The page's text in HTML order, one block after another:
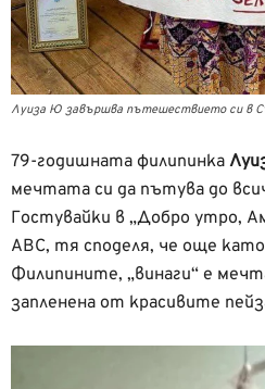
Луиза Ю завършва пътешествието си в
79-годишната филипинка
мечтата си да пътува до
Гостувайки в „Добро утро,
ABC, тя споделя, че още
Филипините, „винаги“ е
запленена от красивите